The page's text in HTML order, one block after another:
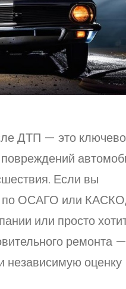
ДТП — это
Если вы
по ОСАГО или
или просто
ремонта
независимую оценку